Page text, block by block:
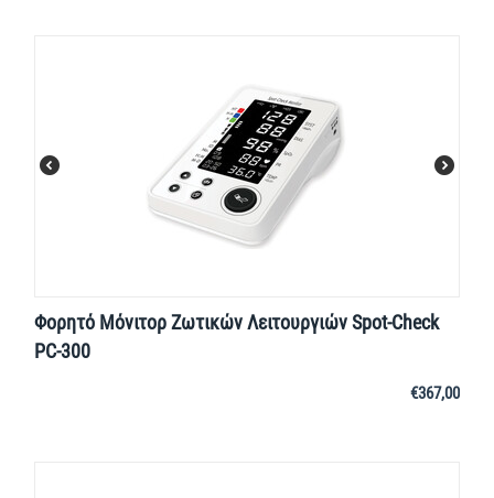
Φορητό Μόνιτορ Ζωτικών Λειτουργιών Spot-Check
PC-300
€367,00